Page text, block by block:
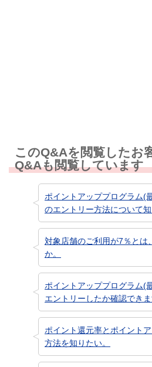
このQ&Aを閲覧したお
Q&Aも閲覧しています
ポイントアッププログラム(
のエントリー方法について知
対象店舗のご利用が7％とは
か。
ポイントアッププログラム(
エントリーしたか確認できま
ポイント還元率とポイント
方法を知りたい。